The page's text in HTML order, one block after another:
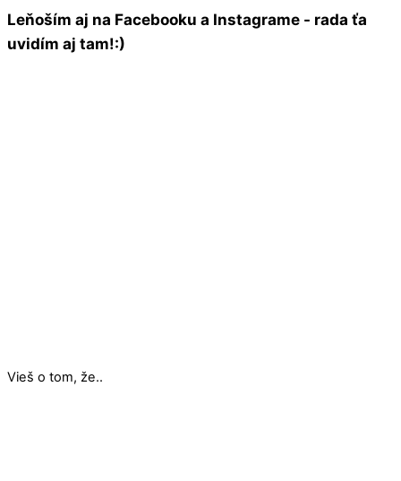
Leňoším aj na Facebooku a Instagrame - rada ťa
uvidím aj tam!:)
Vieš o tom, že..